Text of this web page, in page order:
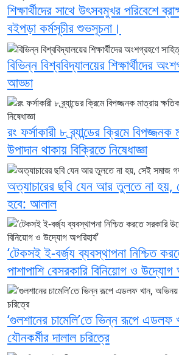
শিক্ষার্থীদের সাথে উৎসবমুখর পরিবেশে
বইপড়া কর্মসূচীর শুভসূচনা।
বিভিন্ন বিশ্ববিদ্যালয়ের শিক্ষার্থীদের
আড্ডা
রং ফর্সাকারী ৮ ব্র্যান্ডের ক্রিমে
উপাদান থাকায় বিক্রিতে নিষেধাজ্ঞা
অত্যাচারের ছবি যেন আর তুলতে না
হবে: আলাল
‘টেকসই ই-বর্জ্য ব্যবস্থাপনা নিশ্চিত
পাশাপাশি বেসরকারি বিনিয়োগ ও উদ্যোগ
‘গুলশানের চামেলি’তে ভিন্ন রূপে
যৌনকর্মীর দালাল চরিত্রে